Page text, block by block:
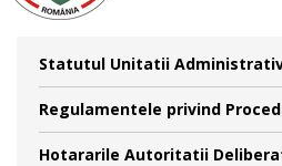
Statutul Unitatii
Regulamentele privind
Hotararile Autoritatii